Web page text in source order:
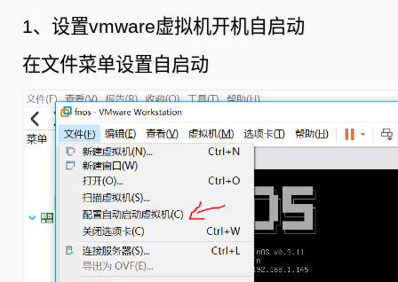
1、设置vmware虚拟机开机自启动
在文件菜单设置自启动